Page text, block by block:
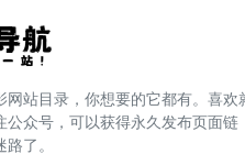
网站目录，你想要的它都有。喜欢
公众号，可以获得永久发布页面链
了。